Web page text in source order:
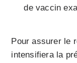
de vaccin
Pour assurer le
intensifiera la